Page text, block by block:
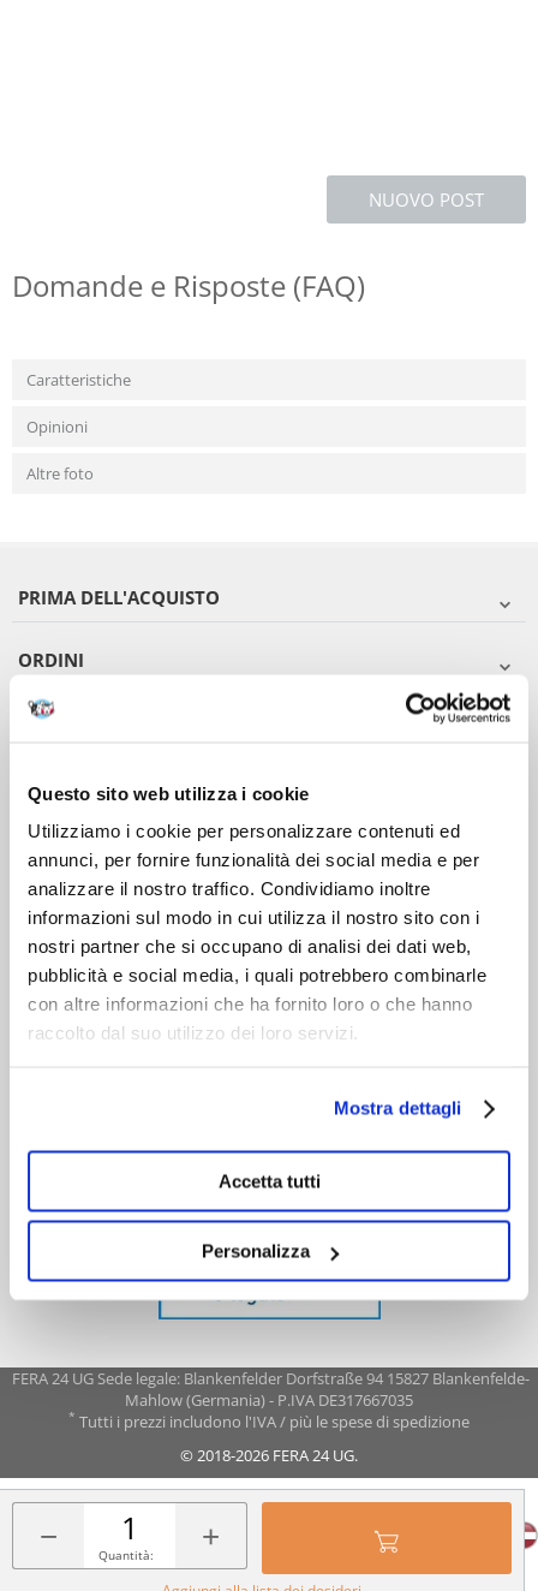
Questo sito web utilizza i cookie
Utilizziamo i cookie per personalizzare contenuti ed
annunci, per fornire funzionalità dei social media e per
analizzare il nostro traffico. Condividiamo inoltre
informazioni sul modo in cui utilizza il nostro sito con i
nostri partner che si occupano di analisi dei dati web,
pubblicità e social media, i quali potrebbero combinarle
con altre informazioni che ha fornito loro o che hanno
raccolto dal suo utilizzo dei loro servizi.
Mostra dettagli
Accetta tutti
Personalizza
− +
Quantità:
NUOVO POST
Domande e Risposte (FAQ)
Caratteristiche
Opinioni
Altre foto
PRIMA DELL'ACQUISTO
ORDINI
DOPO L'ACQUISTO
VIENI A CONOSCERCI
FERA 24 UG Sede legale: Blankenfelder Dorfstraße 94 15827 Blankenfelde-
Mahlow (Germania) - P.IVA DE317667035
* Tutti i prezzi includono l'IVA / più le spese di spedizione
© 2018-2026 FERA 24 UG.
FERA INTERNATIONAL: